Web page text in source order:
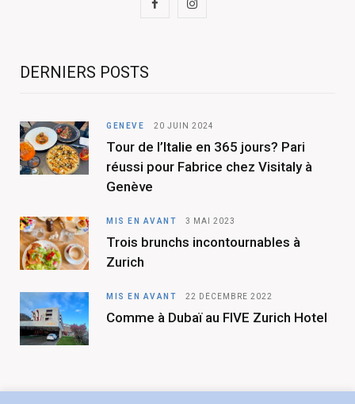
b
o
I
a
g
m
DERNIERS POSTS
GENÈVE 20 JUIN 2024
Tour de l’Italie en 365 jours? Pari
réussi pour Fabrice chez Visitaly à
Genève
MIS EN AVANT 3 MAI 2023
Trois brunchs incontournables à
Zurich
MIS EN AVANT 22 DÉCEMBRE 2022
Comme à Dubaï au FIVE Zurich Hotel